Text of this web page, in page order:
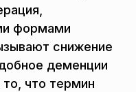
формами
снижение
деменции
что термин